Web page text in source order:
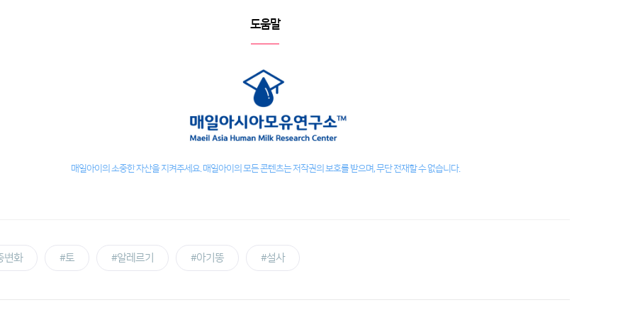
도움말
매일아이의 소중한 자산을 지켜주세요. 매일아이의 모든 콘텐츠는 저작권의 보호를 받으며, 무단 전재할 수 없습니다.
변화 #토 #알레르기 #아기똥 #설사